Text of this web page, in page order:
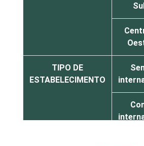
TIPO DE
ESTABELECIMENTO